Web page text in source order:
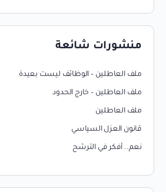
منشورات شائعة
ملف العاطلين – الوظائف ليست بعيدة
ملف العاطلين – خارج الحدود
ملف العاطلين
قانون العزل السياسي
نعم.. أفكر في الترشح